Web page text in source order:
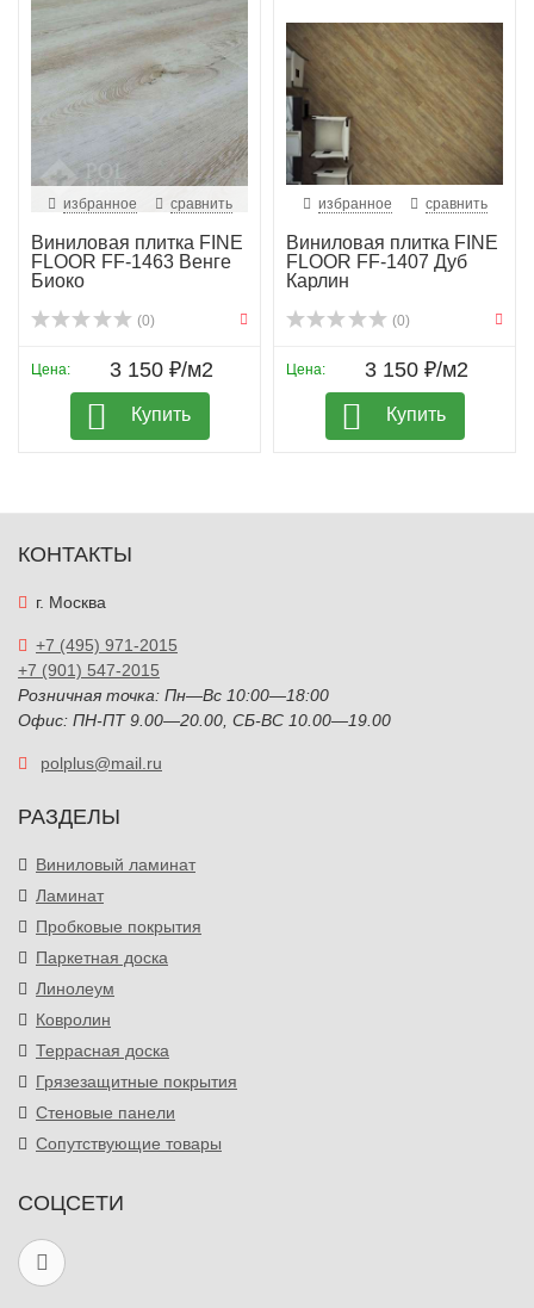
избранное сравнить
Виниловая плитка FINE
FLOOR FF-1463 Венге
Биоко
(0)
Цена: 3 150 ₽/м2
Купить
избранное сравнить
Виниловая плитка FINE
FLOOR FF-1407 Дуб
Карлин
(0)
Цена: 3 150 ₽/м2
Купить
КОНТАКТЫ
г. Москва
+7 (495) 971-2015
+7 (901) 547-2015
Розничная точка: Пн—Вс 10:00—18:00
Офис: ПН-ПТ 9.00—20.00, СБ-ВС 10.00—19.00
polplus@mail.ru
РАЗДЕЛЫ
Виниловый ламинат
Ламинат
Пробковые покрытия
Паркетная доска
Линолеум
Ковролин
Террасная доска
Грязезащитные покрытия
Стеновые панели
Сопутствующие товары
СОЦСЕТИ